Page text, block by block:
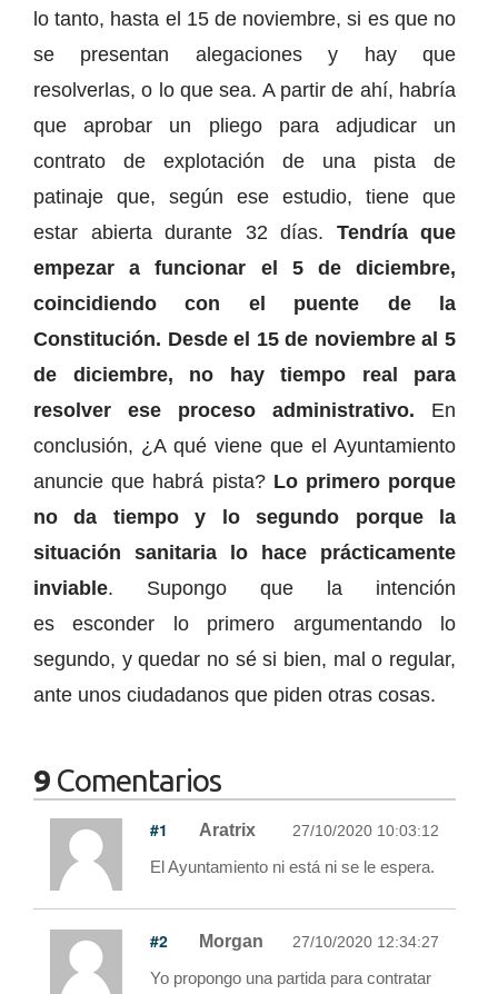
lo tanto, hasta el 15 de noviembre, si es que no
se presentan alegaciones y hay que
resolverlas, o lo que sea. A partir de ahí, habría
que aprobar un pliego para adjudicar un
contrato de explotación de una pista de
patinaje que, según ese estudio, tiene que
estar abierta durante 32 días. Tendría que
empezar a funcionar el 5 de diciembre,
coincidiendo con el puente de la
Constitución. Desde el 15 de noviembre al 5
de diciembre, no hay tiempo real para
resolver ese proceso administrativo. En
conclusión, ¿A qué viene que el Ayuntamiento
anuncie que habrá pista? Lo primero porque
no da tiempo y lo segundo porque la
situación sanitaria lo hace prácticamente
inviable. Supongo que la intención
es esconder lo primero argumentando lo
segundo, y quedar no sé si bien, mal o regular,
ante unos ciudadanos que piden otras cosas.
9 Comentarios
#1 Aratrix 27/10/2020 10:03:12
El Ayuntamiento ni está ni se le espera.
#2 Morgan 27/10/2020 12:34:27
Yo propongo una partida para contratar